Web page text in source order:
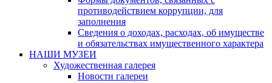
противодействием коррупции, для
заполнения
Сведения о доходах, расходах, об имуществе
и обязательствах имущественного характера
НАШИ МУЗЕИ
Художественная галерея
Новости галереи